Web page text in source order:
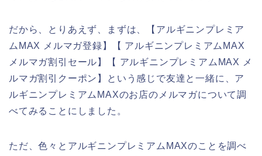
だから、とりあえず、まずは、【アルギニンプレミア
ムMAX メルマガ登録】【 アルギニンプレミアムMAX
メルマガ割引セール】【 アルギニンプレミアムMAX メ
ルマガ割引クーポン】という感じで友達と一緒に、ア
ルギニンプレミアムMAXのお店のメルマガについて調
べてみることにしました。
ただ、色々とアルギニンプレミアムMAXのことを調べ